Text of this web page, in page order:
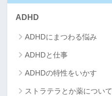
ADHD
ADHDにまつわる悩み
ADHDと仕事
ADHDの特性をいかす
ストラテラとか薬について